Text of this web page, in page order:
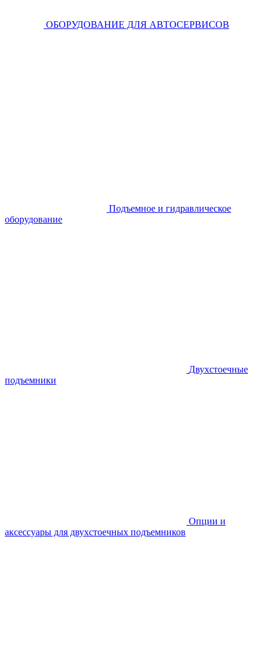
ОБОРУДОВАНИЕ ДЛЯ АВТОСЕРВИСОВ
Подъемное и гидравлическое
оборудование
Двухстоечные
подъемники
Опции и
аксессуары для двухстоечных подъемников